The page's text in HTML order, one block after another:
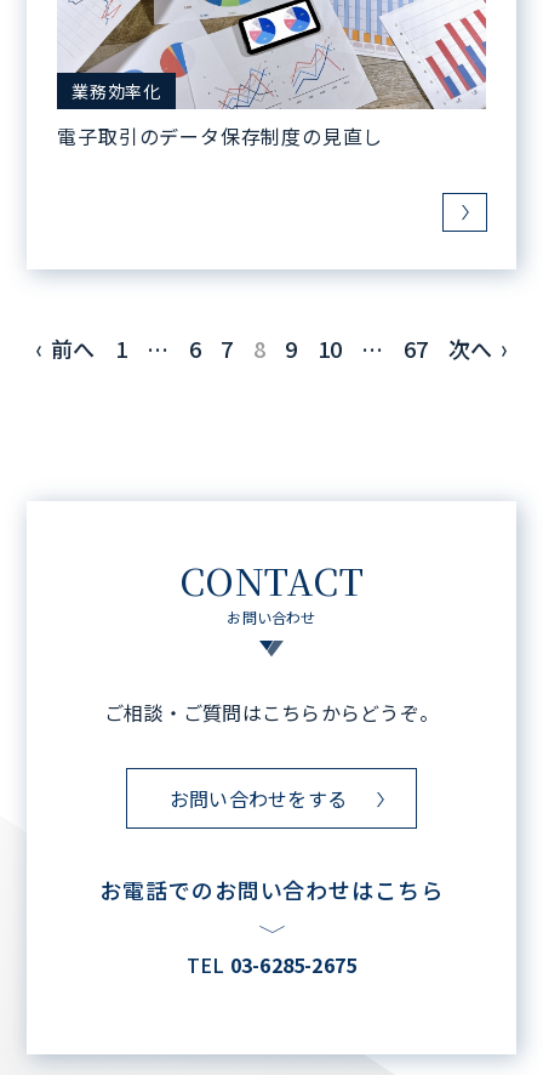
業務効率化
電子取引のデータ保存制度の見直し
前へ 1 … 6 7 8 9 10 … 67 次へ
CONTACT
お問い合わせ
ご相談・ご質問はこちらからどうぞ。
お問い合わせをする
お電話でのお問い合わせはこちら
TEL 03-6285-2675